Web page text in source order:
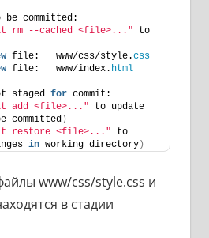
be committed:
rm --cached <file>..." to
file:   www/css/style.css
file:   www/index. html
staged for commit:
add <file>..." to update
committed)
restore <file>..." to
in working directory)
www/css/style.css и
в стадии